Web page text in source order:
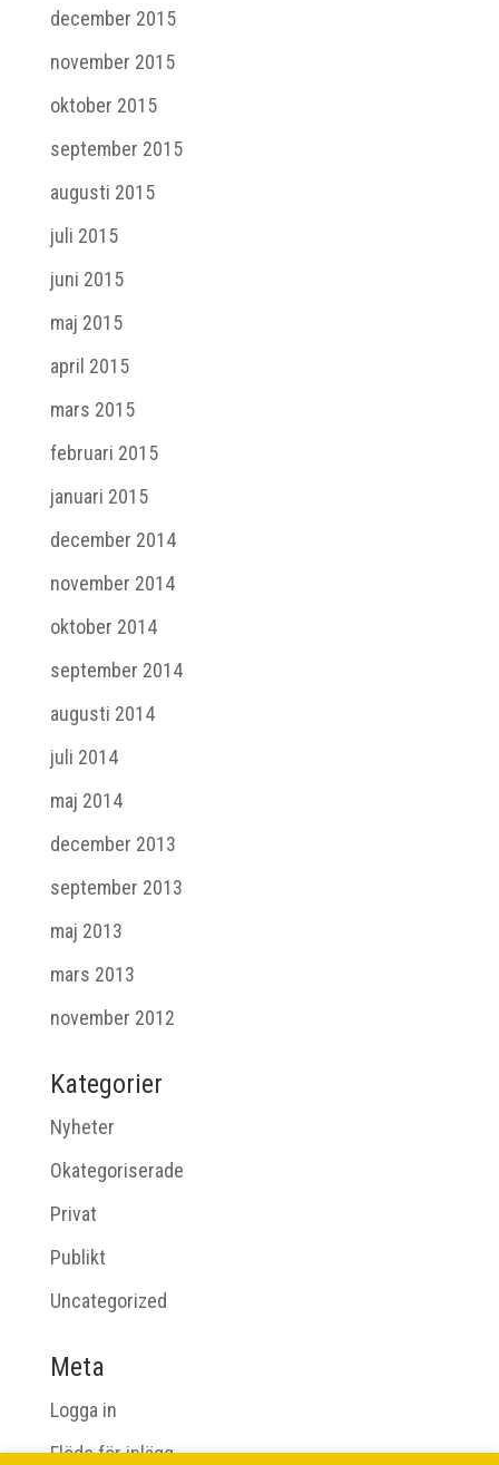
december 2015
november 2015
oktober 2015
september 2015
augusti 2015
juli 2015
juni 2015
maj 2015
april 2015
mars 2015
februari 2015
januari 2015
december 2014
november 2014
oktober 2014
september 2014
augusti 2014
juli 2014
maj 2014
december 2013
september 2013
maj 2013
mars 2013
november 2012
Kategorier
Nyheter
Okategoriserade
Privat
Publikt
Uncategorized
Meta
Logga in
Flöde för inlägg